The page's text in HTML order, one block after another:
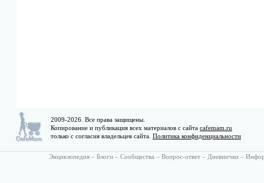
2009-2026. Все права защищены.
Копирование и публикация всех материалов с сайта cafemam.ru
только с согласия владельцев сайта. Политика конфиденциальности
Энциклопедия – Блоги – Сообщества – Вопрос-ответ – Дневнички –